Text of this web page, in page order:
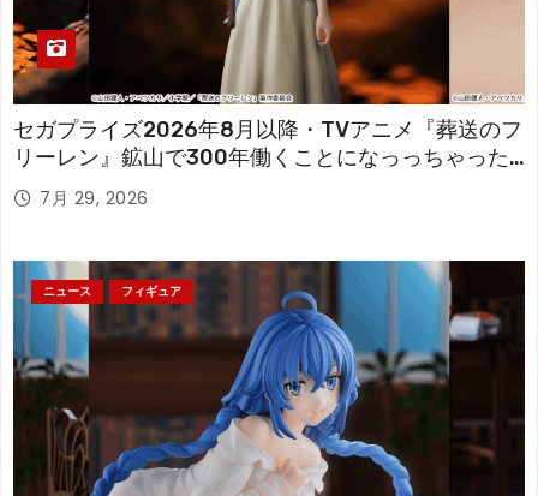
セガプライズ2026年8月以降・TVアニメ『葬送のフ
リーレン』鉱山で300年働くことになっっちゃった
「フリーレン」を立体化！
7月 29, 2026
ニュース フィギュア